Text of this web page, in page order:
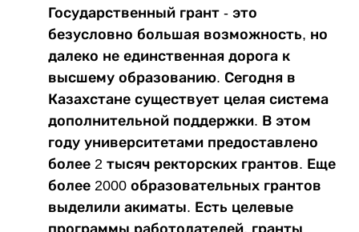
Государственный грант - это
безусловно большая возможность, но
далеко не единственная дорога к
высшему образованию. Сегодня в
Казахстане существует целая система
дополнительной поддержки. В этом
году университетами предоставлено
более 2 тысяч ректорских грантов. Еще
более 2000 образовательных грантов
выделили акиматы. Есть целевые
программы работодателей, гранты